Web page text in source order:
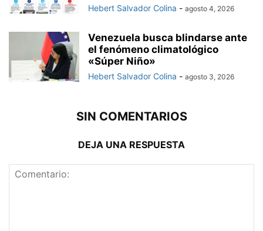
Hebert Salvador Colina - agosto 4, 2026
Venezuela busca blindarse ante
el fenómeno climatológico
«Súper Niño»
Hebert Salvador Colina - agosto 3, 2026
SIN COMENTARIOS
DEJA UNA RESPUESTA